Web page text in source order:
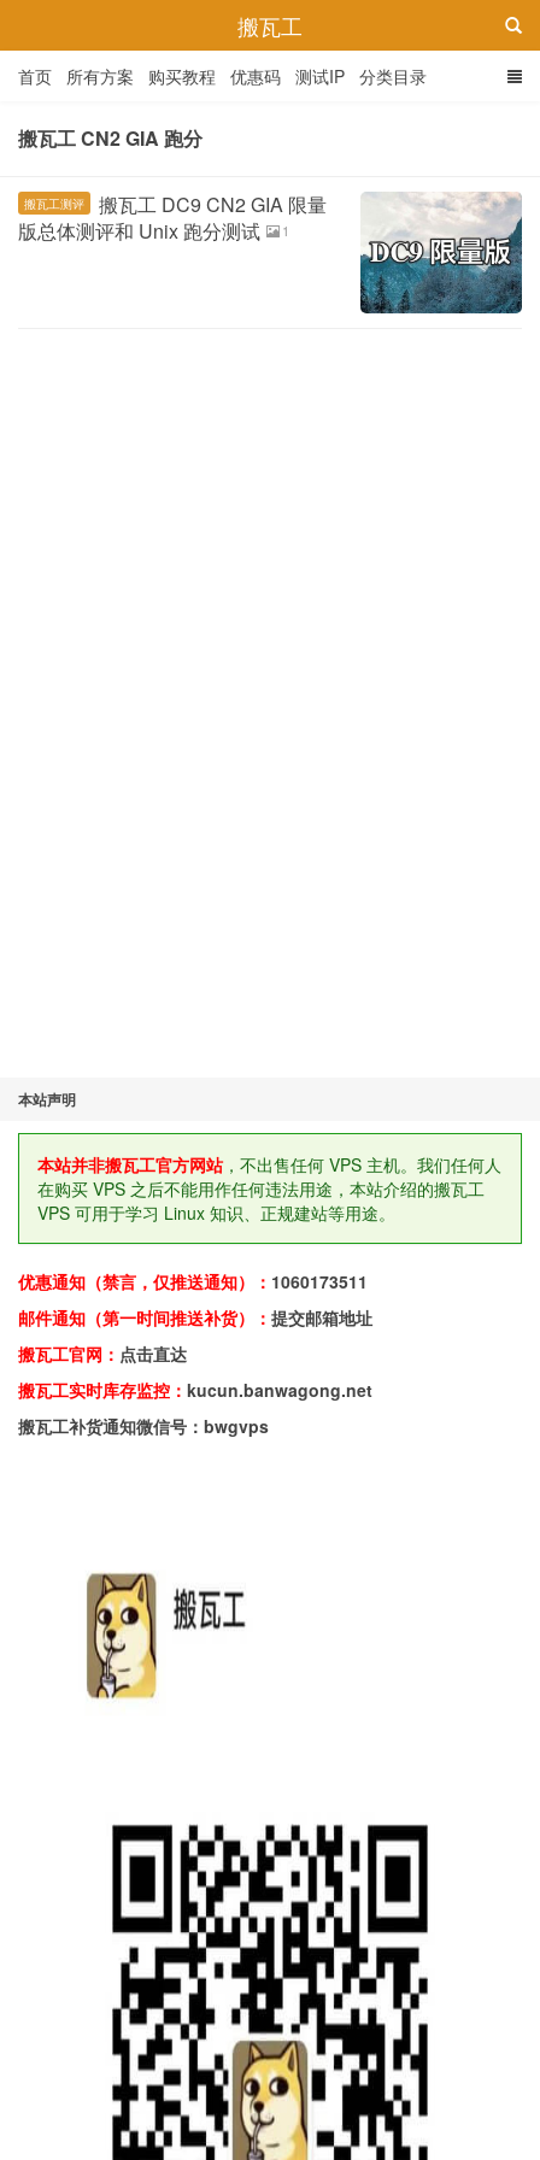
搬瓦工
首页 所有方案 购买教程 优惠码 测试IP 分类目录
搬瓦工 CN2 GIA 跑分
搬瓦工测评
搬瓦工 DC9 CN2 GIA 限量
版总体测评和 Unix 跑分测试
1
本站声明
本站并非搬瓦工官方网站，不出售任何 VPS 主机。我们任何人
在购买 VPS 之后不能用作任何违法用途，本站介绍的搬瓦工
VPS 可用于学习 Linux 知识、正规建站等用途。
优惠通知（禁言，仅推送通知）： 1060173511
邮件通知（第一时间推送补货）： 提交邮箱地址
搬瓦工官网： 点击直达
搬瓦工实时库存监控： kucun.banwagong.net
搬瓦工补货通知微信号：bwgvps